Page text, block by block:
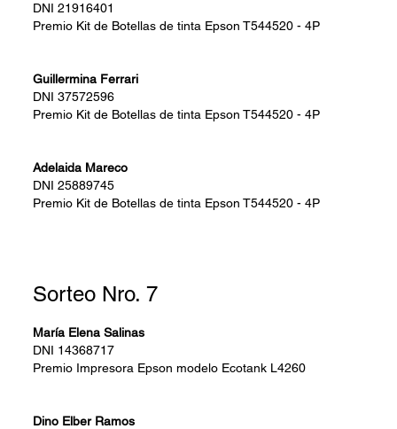
DNI 21916401
Premio Kit de Botellas de tinta Epson T544520 - 4P
Guillermina Ferrari
DNI 37572596
Premio Kit de Botellas de tinta Epson T544520 - 4P
Adelaida Mareco
DNI 25889745
Premio Kit de Botellas de tinta Epson T544520 - 4P
Sorteo Nro. 7
María Elena Salinas
DNI 14368717
Premio Impresora Epson modelo Ecotank L4260
Dino Elber Ramos